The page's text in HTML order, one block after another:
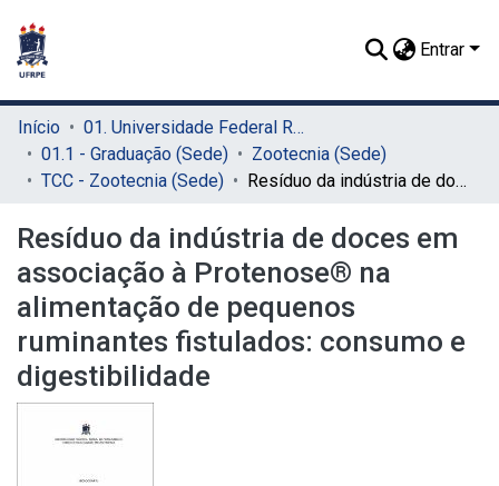
Entrar
Início
01. Universidade Federal Rural de Pernambuco - UFRPE (Sede)
01.1 - Graduação (Sede)
Zootecnia (Sede)
TCC - Zootecnia (Sede)
Resíduo da indústria de doces em associação à Protenose® na alimentação de pequenos ruminantes fistulados: consumo e digestibilidade
Resíduo da indústria de doces em
associação à Protenose® na
alimentação de pequenos
ruminantes fistulados: consumo e
digestibilidade